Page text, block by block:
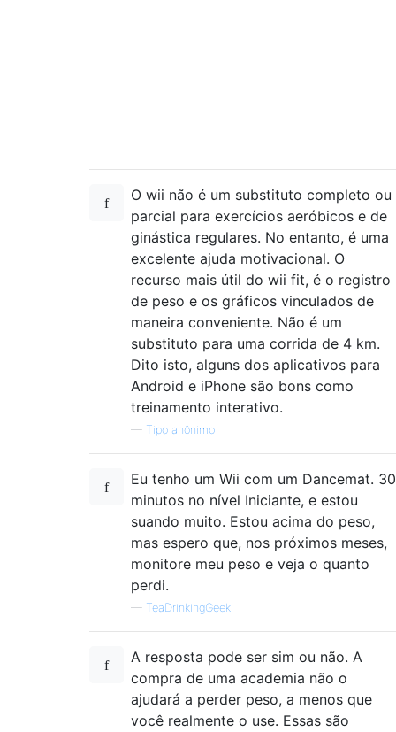
O wii não é um substituto completo ou
parcial para exercícios aeróbicos e de
ginástica regulares. No entanto, é uma
excelente ajuda motivacional. O
recurso mais útil do wii fit, é o registro
de peso e os gráficos vinculados de
maneira conveniente. Não é um
substituto para uma corrida de 4 km.
Dito isto, alguns dos aplicativos para
Android e iPhone são bons como
treinamento interativo.
— Tipo anônimo
Eu tenho um Wii com um Dancemat. 30
minutos no nível Iniciante, e estou
suando muito. Estou acima do peso,
mas espero que, nos próximos meses,
monitore meu peso e veja o quanto
perdi.
— TeaDrinkingGeek
A resposta pode ser sim ou não. A
compra de uma academia não o
ajudará a perder peso, a menos que
você realmente o use. Essas são